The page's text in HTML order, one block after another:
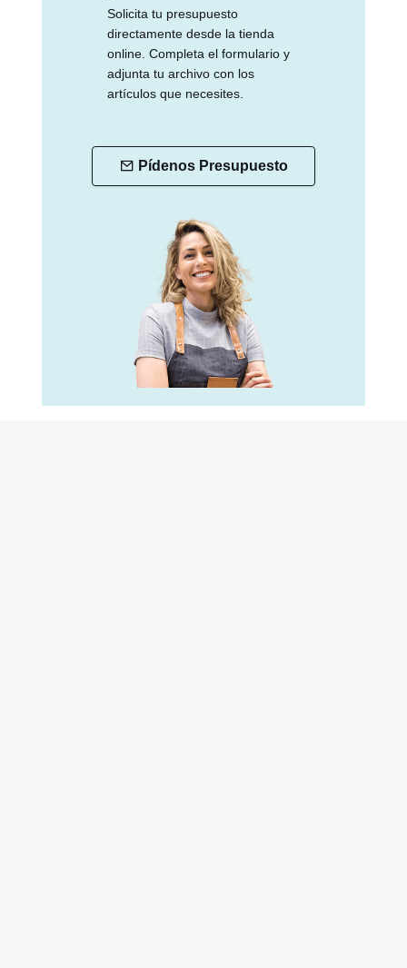
Solicita tu presupuesto
directamente desde la tienda
online. Completa el formulario y
adjunta tu archivo con los
artículos que necesites.
Pídenos Presupuesto